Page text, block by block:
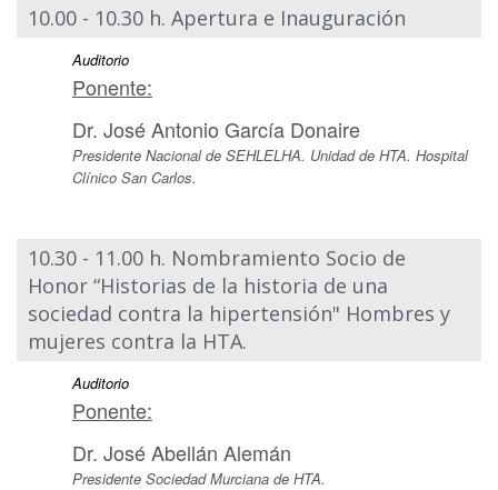
10.00 - 10.30 h. Apertura e Inauguración
Auditorio
Ponente:
Dr. José Antonio García Donaire
Presidente Nacional de SEHLELHA. Unidad de HTA. Hospital
Clínico San Carlos.
10.30 - 11.00 h. Nombramiento Socio de
Honor “Historias de la historia de una
sociedad contra la hipertensión" Hombres y
mujeres contra la HTA.
Auditorio
Ponente:
Dr. José Abellán Alemán
Presidente Sociedad Murciana de HTA.